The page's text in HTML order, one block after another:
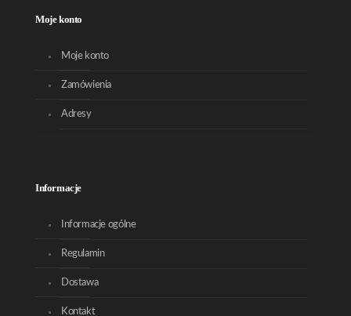
Moje konto
Moje konto
Zamówienia
Adresy
Informacje
Informacje ogólne
Regulamin
Dostawa
Kontakt